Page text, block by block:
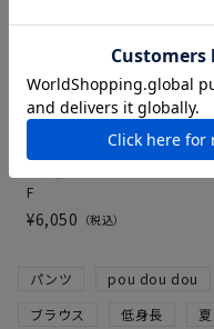
POU DOU DOUロゴ刺繍キャン
F
¥6,050 税込
パンツ pou dou dou
ブラウス
低身長 夏